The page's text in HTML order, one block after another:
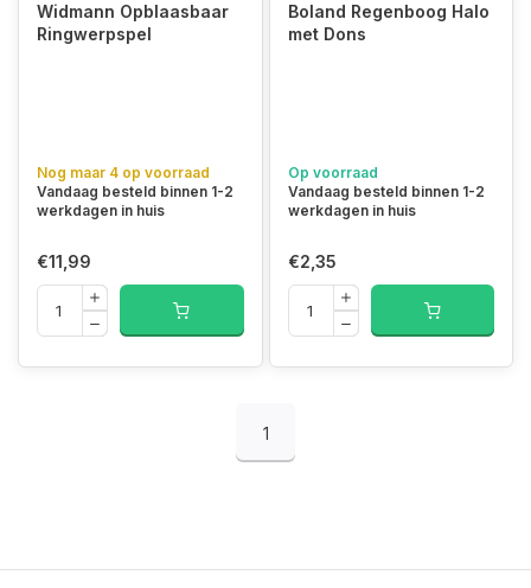
Widmann Opblaasbaar
Ringwerpspel
Nog maar 4 op voorraad
Vandaag besteld binnen 1-2
werkdagen in huis
€11,99
Boland Regenboog Halo
met Dons
Op voorraad
Vandaag besteld binnen 1-2
werkdagen in huis
€2,35
1